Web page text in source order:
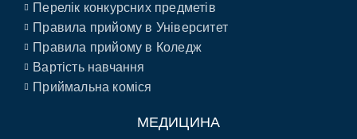
Перелік конкурсних предметів
Правила прийому в Університет
Правила прийому в Коледж
Вартість навчання
Приймальна коміся
МЕДИЦИНА